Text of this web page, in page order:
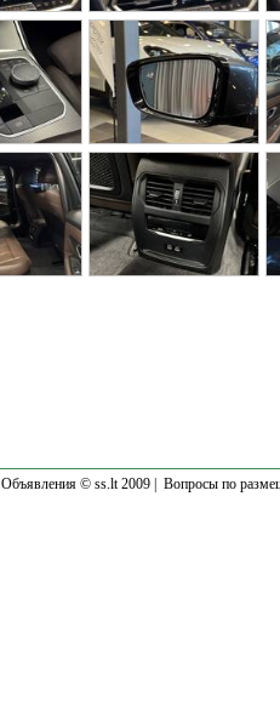
Объявления © ss.lt 2009 | Вопросы по